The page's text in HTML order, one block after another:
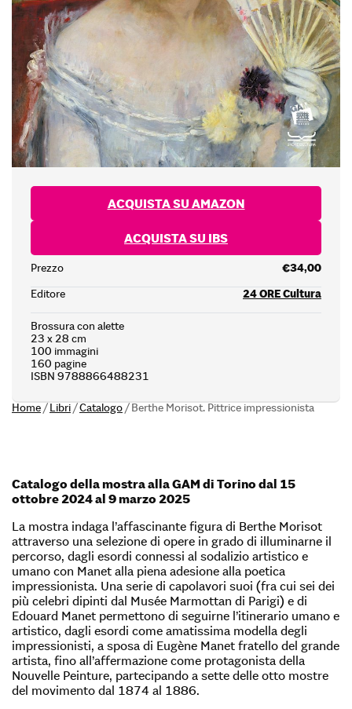
ACQUISTA SU AMAZON
ACQUISTA SU IBS
Prezzo
€34,00
Editore
24 ORE Cultura
Brossura con alette
23 x 28 cm
100 immagini
160 pagine
ISBN 9788866488231
Home/Libri/Catalogo/Berthe Morisot. Pittrice impressionista
Catalogo della mostra alla GAM di Torino dal 15
ottobre 2024 al 9 marzo 2025
La mostra indaga l’affascinante figura di Berthe Morisot
attraverso una selezione di opere in grado di illuminarne il
percorso, dagli esordi connessi al sodalizio artistico e
umano con Manet alla piena adesione alla poetica
impressionista. Una serie di capolavori suoi (fra cui sei dei
più celebri dipinti dal Musée Marmottan di Parigi) e di
Edouard Manet permettono di seguirne l’itinerario umano e
artistico, dagli esordi come amatissima modella degli
impressionisti, a sposa di Eugène Manet fratello del grande
artista, fino all’affermazione come protagonista della
Nouvelle Peinture, partecipando a sette delle otto mostre
del movimento dal 1874 al 1886.